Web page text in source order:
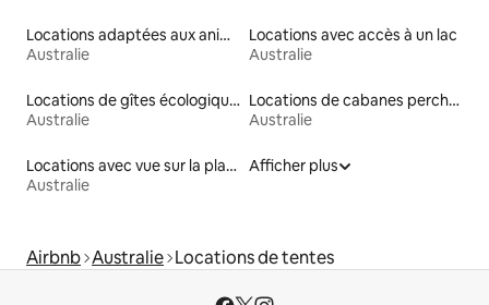
Locations adaptées aux animaux
Australie
Locations avec accès à un lac
Australie
Locations de gîtes écologiques
Australie
Locations de cabanes perchées
Australie
Locations avec vue sur la plage
Australie
Afficher plus
Airbnb Australie Locations de tentes